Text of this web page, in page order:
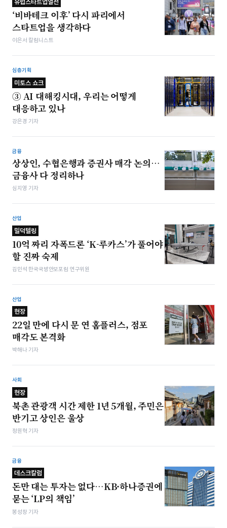
유럽스타트업열전
‘비바테크 이후’ 다시 파리에서
스타트업을 생각하다
이은서 칼럼니스트
심층기획
미토스 쇼크
③ AI 대해킹시대, 우리는 어떻게
대응하고 있나
강은경 기자
금융
상상인, 수협은행과 증권사 매각 논의…
금융사 다 정리하나
심지영 기자
산업
밀덕텔링
10억 짜리 자폭드론 ‘K-루카스’가 풀어야
할 진짜 숙제
김민석 한국국방안보포럼 연구위원
산업
현장
22일 만에 다시 문 연 홈플러스, 점포
매각도 본격화
박해나 기자
사회
현장
북촌 관광객 시간 제한 1년 5개월, 주민은
반기고 상인은 울상
정원혁 기자
금융
데스크칼럼
돈만 대는 투자는 없다…KB·하나증권에
묻는 ‘LP의 책임’
봉성창 기자